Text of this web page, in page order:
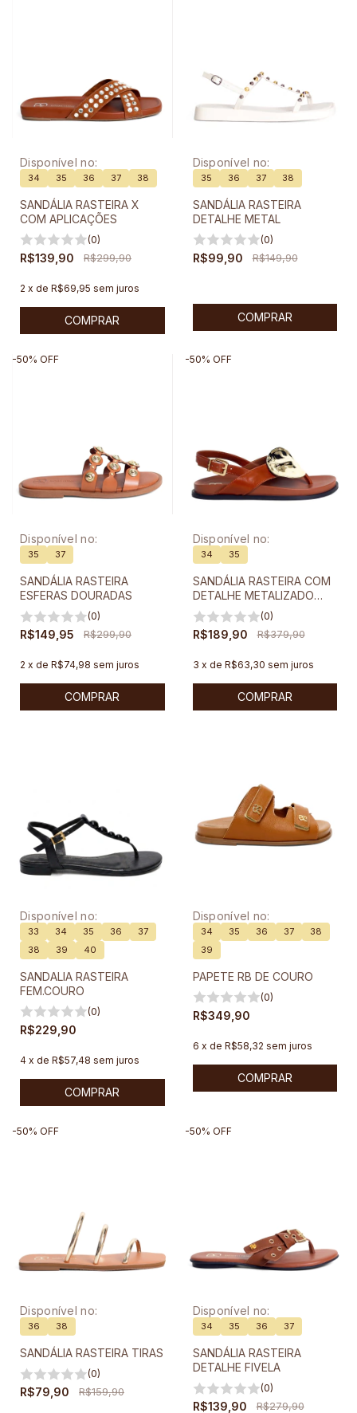
Disponível no:
34 35 36 37 38
SANDÁLIA RASTEIRA X
COM APLICAÇÕES
(0)
R$139,90 R$299,90
2 x de R$69,95 sem juros
COMPRAR
Disponível no:
35 36 37 38
SANDÁLIA RASTEIRA
DETALHE METAL
(0)
R$99,90 R$149,90
COMPRAR
Disponível no:
35 37
SANDÁLIA RASTEIRA
ESFERAS DOURADAS
(0)
R$149,95
-50% OFF
R$299,90
2 x de R$74,98 sem juros
COMPRAR
Disponível no:
34 35
SANDÁLIA RASTEIRA COM
DETALHE METALIZADO
DOURADO
(0)
R$189,90
-50% OFF
R$379,90
3 x de R$63,30 sem juros
COMPRAR
Disponível no:
33 34 35 36
37
38
39 40
SANDALIA RASTEIRA
FEM.COURO
(0)
R$229,90
4 x de R$57,48 sem juros
COMPRAR
Disponível no:
34 35 36 37
38
39
PAPETE RB DE COURO
(0)
R$349,90
6 x de R$58,32 sem juros
COMPRAR
Disponível no:
36 38
SANDÁLIA RASTEIRA TIRAS
(0)
R$79,90
-50% OFF
R$159,90
Disponível no:
34 35 36 37
SANDÁLIA RASTEIRA
DETALHE FIVELA
(0)
R$139,90
-50% OFF
R$279,90